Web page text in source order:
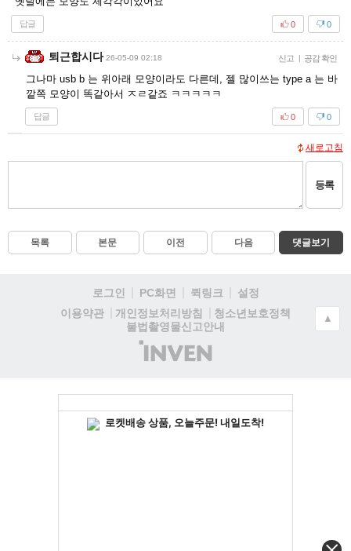
답글 0
0
퇴근합시다 26-05-09 02:18 신고 | 공감 확인
그나마 usb b 는 위아래 모양이라도 다른데, 젤 많이쓰는 type a 는 바
깥쪽 모양이 똑같아서 ㅈㄹ같죠 ㅋㅋㅋㅋㅋ
답글 0
0
새로고침
등록
목록 본문 이전 다음 댓글보기
로그인 PC화면 퀵링크
설정
이용약관
개인정보처리방침
청소년보호정책
불법촬영물신고안내
(주)
인
▲